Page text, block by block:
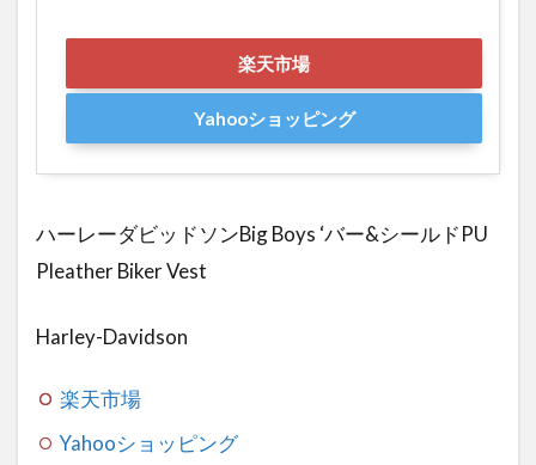
楽天市場
Yahooショッピング
ハーレーダビッドソンBig Boys ‘バー&シールドPU
Pleather Biker Vest
Harley-Davidson
楽天市場
Yahooショッピング